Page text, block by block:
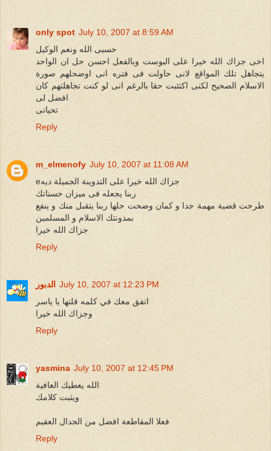
only spot July 10, 2007 at 8:59 AM
حسبى الله ونعم الوكيل
اخى جزاك الله خيرا على البوست وبالفعل احسن حل ان الواحد
يتجاهل تلك المواقع لانى حاولت فى فتره انى اوضحلهم صورة
الاسلام الصحيح لكنى اكتئبت حقا بالرغم انى لو كنت تجاهلتهم كان
افضل لى
تحياتى
Reply
m_elmenofy July 10, 2007 at 11:08 AM
eجزاك الله خيرا على التدوينة الجميلة ديه
ربنا يجعله فى ميزان حسناتك
طرحت قضية مهمة جدا و كمان وضحت حلها ربنا يتقبل منك و ينفع
بمدونتك الاسلام و المسلمين
جزاك الله خيرا
Reply
الدبور
July 10, 2007 at 12:23 PM
اتفق معك في كلمه قلتها يا ياسر
وجزاك الله خيرا
Reply
yasmina July 10, 2007 at 12:45 PM
الله يعطيك العافية
ويثبت كلامك
فعلا المقاطعة افضل من الجدال العقيم
Reply